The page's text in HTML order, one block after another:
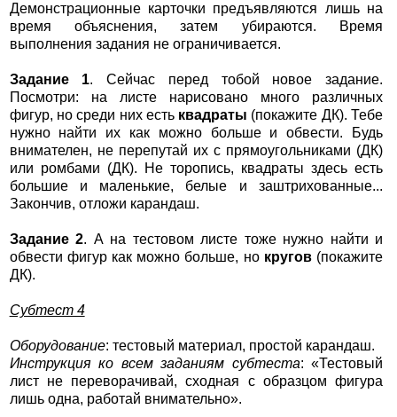
Демонстрационные карточки предъявляются лишь на
время объяснения, затем убираются. Время
выполнения задания не ограничивается.
Задание 1. Сейчас перед тобой новое задание.
Посмотри: на листе нарисовано много различных
фигур, но среди них есть квадраты (покажите ДК). Тебе
нужно найти их как можно больше и обвести. Будь
внимателен, не перепутай их с прямоугольниками (ДК)
или ромбами (ДК). Не торопись, квадраты здесь есть
большие и маленькие, белые и заштрихованные...
Закончив, отложи карандаш.
Задание 2. А на тестовом листе тоже нужно найти и
обвести фигур как можно больше, но кругов(покажите
ДК).
Субтест 4
Оборудование: тестовый материал, простой карандаш.
Инструкция ко всем заданиям субтеста: «Тестовый
лист не переворачивай, сходная с образцом фигура
лишь одна, работай внимательно».